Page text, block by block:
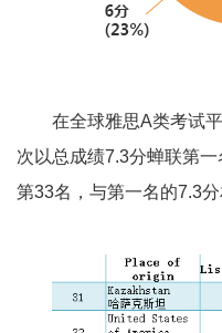
在全球雅思A类考试
次以总成绩7.3分蝉联第
第33名，与第一名的7.3分